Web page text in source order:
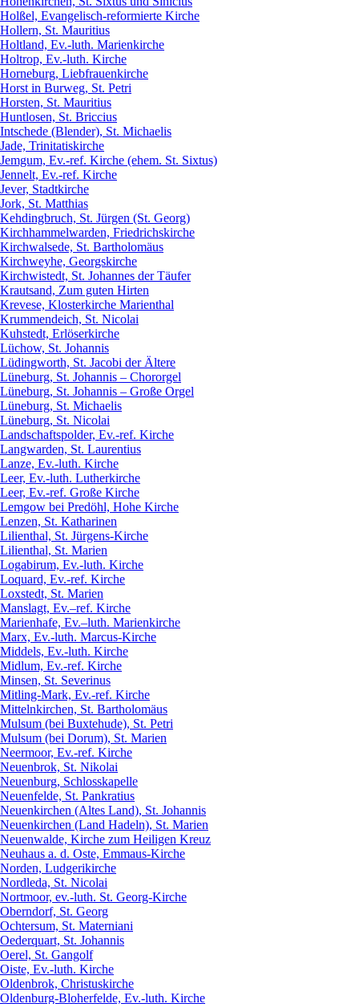
Holßel, Evangelisch-reformierte Kirche
Hollern, St. Mauritius
Holtland, Ev.-luth. Marienkirche
Holtrop, Ev.-luth. Kirche
Horneburg, Liebfrauenkirche
Horst in Burweg, St. Petri
Horsten, St. Mauritius
Huntlosen, St. Briccius
Intschede (Blender), St. Michaelis
Jade, Trinitatiskirche
Jemgum, Ev.-ref. Kirche (ehem. St. Sixtus)
Jennelt, Ev.-ref. Kirche
Jever, Stadtkirche
Jork, St. Matthias
Kehdingbruch, St. Jürgen (St. Georg)
Kirchhammelwarden, Friedrichskirche
Kirchwalsede, St. Bartholomäus
Kirchweyhe, Georgskirche
Kirchwistedt, St. Johannes der Täufer
Krautsand, Zum guten Hirten
Krevese, Klosterkirche Marienthal
Krummendeich, St. Nicolai
Kuhstedt, Erlöserkirche
Lüchow, St. Johannis
Lüdingworth, St. Jacobi der Ältere
Lüneburg, St. Johannis – Chororgel
Lüneburg, St. Johannis – Große Orgel
Lüneburg, St. Michaelis
Lüneburg, St. Nicolai
Landschaftspolder, Ev.-ref. Kirche
Langwarden, St. Laurentius
Lanze, Ev.-luth. Kirche
Leer, Ev.-luth. Lutherkirche
Leer, Ev.-ref. Große Kirche
Lemgow bei Predöhl, Hohe Kirche
Lenzen, St. Katharinen
Lilienthal, St. Jürgens-Kirche
Lilienthal, St. Marien
Logabirum, Ev.-luth. Kirche
Loquard, Ev.-ref. Kirche
Loxstedt, St. Marien
Manslagt, Ev.–ref. Kirche
Marienhafe, Ev.–luth. Marienkirche
Marx, Ev.-luth. Marcus-Kirche
Middels, Ev.-luth. Kirche
Midlum, Ev.-ref. Kirche
Minsen, St. Severinus
Mitling-Mark, Ev.-ref. Kirche
Mittelnkirchen, St. Bartholomäus
Mulsum (bei Buxtehude), St. Petri
Mulsum (bei Dorum), St. Marien
Neermoor, Ev.-ref. Kirche
Neuenbrok, St. Nikolai
Neuenburg, Schlosskapelle
Neuenfelde, St. Pankratius
Neuenkirchen (Altes Land), St. Johannis
Neuenkirchen (Land Hadeln), St. Marien
Neuenwalde, Kirche zum Heiligen Kreuz
Neuhaus a. d. Oste, Emmaus-Kirche
Norden, Ludgerikirche
Nordleda, St. Nicolai
Nortmoor, ev.-luth. St. Georg-Kirche
Oberndorf, St. Georg
Ochtersum, St. Materniani
Oederquart, St. Johannis
Oerel, St. Gangolf
Oiste, Ev.-luth. Kirche
Oldenbrok, Christuskirche
Oldenburg-Bloherfelde, Ev.-luth. Kirche